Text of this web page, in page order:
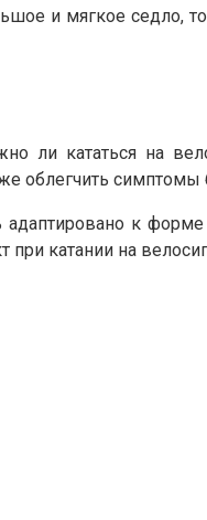
и мягкое седло,
ли кататься на
облегчить
к
катании на